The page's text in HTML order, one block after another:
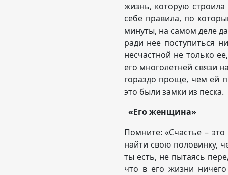
жизнь, которую
себе правила, по
минуты, на самом деле
ради нее поступиться
несчастной не только
его многолетней связи
гораздо проще, чем ей
это были замки из песка.
«Его женщина»
Помните: «Счастье –
найти свою половинку,
ты есть, не пытаясь
что в его жизни